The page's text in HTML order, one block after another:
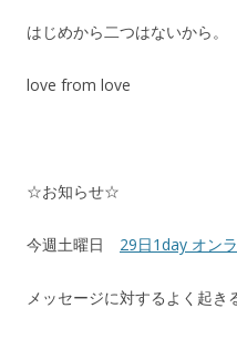
はじめから二つはないから。
love from love
☆お知らせ☆
今週土曜日 29日1day オン
メッセージに対するよく起き